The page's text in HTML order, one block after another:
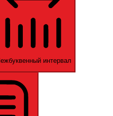
интервал